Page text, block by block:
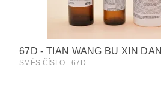
67D - TIAN WANG BU XIN DAN
SMĚS ČÍSLO - 67D